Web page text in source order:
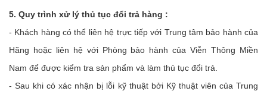
5. Quy trình xử lý thủ tục đổi trả hàng :
- Khách hàng có thể liên hệ trực tiếp với Trung tâm bảo hành của
Hãng hoặc liên hệ với Phòng bảo hành của Viễn Thông Miền
Nam để được kiểm tra sản phẩm và làm thủ tục đổi trả.
- Sau khi có xác nhận bị lỗi kỹ thuật bởi Kỹ thuật viên của Trung